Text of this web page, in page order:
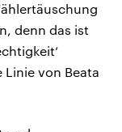
denn das ist
von Beata